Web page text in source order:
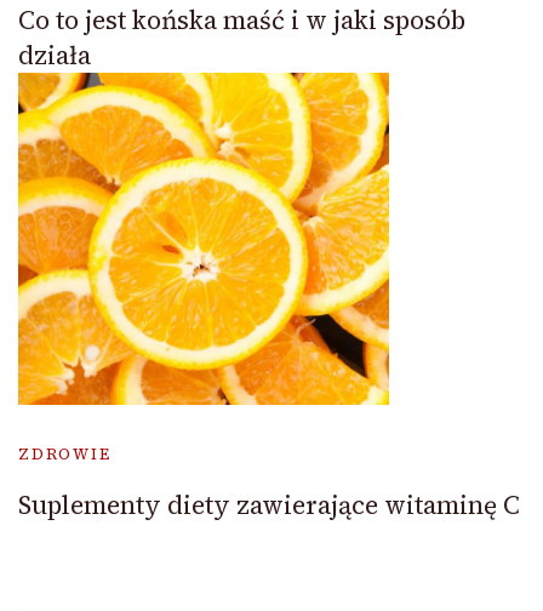
Co to jest końska maść i w jaki sposób
działa
ZDROWIE
Suplementy diety zawierające witaminę C